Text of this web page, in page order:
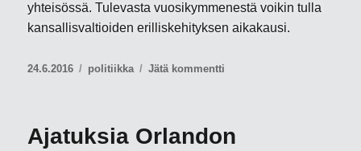
yhteisössä. Tulevasta vuosikymmenestä voikin tulla
kansallisvaltioiden erilliskehityksen aikakausi.
Julkaistu
24.6.2016 Kategoriat
politiikka Jätä kommentti
olleetkaan
Ajatuksia Orlandon